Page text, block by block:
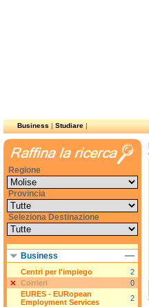
Business|Studiare|
Regione
Provincia
Seleziona Destinazione
Business
Centri per l'impiego
2
Corrieri
0
EURES - EURopean
Employment Services
2